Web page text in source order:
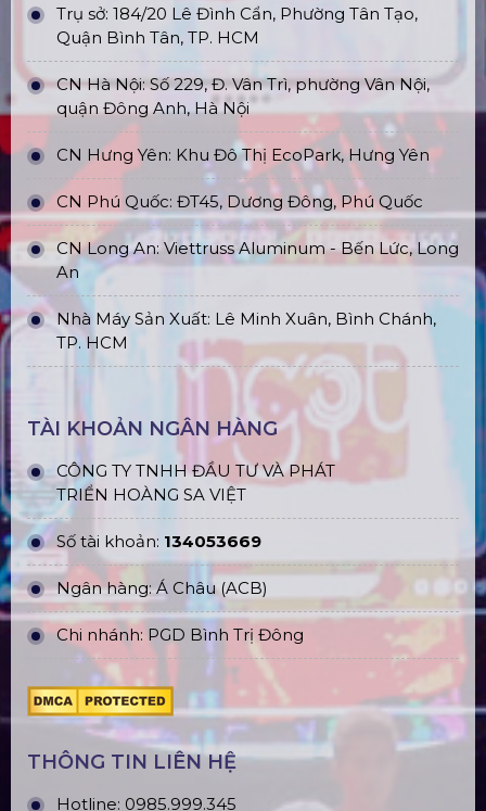
Trụ sở: 184/20 Lê Đình Cẩn, Phường Tân Tạo,
Quận Bình Tân, TP. HCM
CN Hà Nội: Số 229, Đ. Vân Trì, phường Vân Nội,
quận Đông Anh, Hà Nội
CN Hưng Yên: Khu Đô Thị EcoPark, Hưng Yên
CN Phú Quốc: ĐT45, Dương Đông, Phú Quốc
CN Long An: Viettruss Aluminum - Bến Lức, Long
An
Nhà Máy Sản Xuất: Lê Minh Xuân, Bình Chánh,
TP. HCM
TÀI KHOẢN NGÂN HÀNG
CÔNG TY TNHH ĐẦU TƯ VÀ PHÁT
TRIỂN HOÀNG SA VIỆT
Số tài khoản: 134053669
Ngân hàng: Á Châu (ACB)
Chi nhánh: PGD Bình Trị Đông
THÔNG TIN LIÊN HỆ
Hotline: 0985.999.345